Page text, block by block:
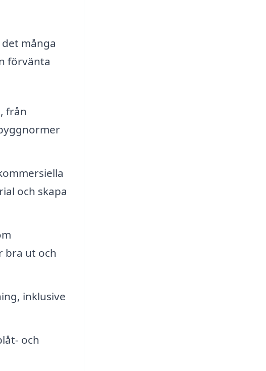
många
förvänta
från
och skapa
bra ut och
inklusive
och